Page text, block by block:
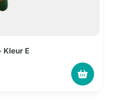
Kleur E